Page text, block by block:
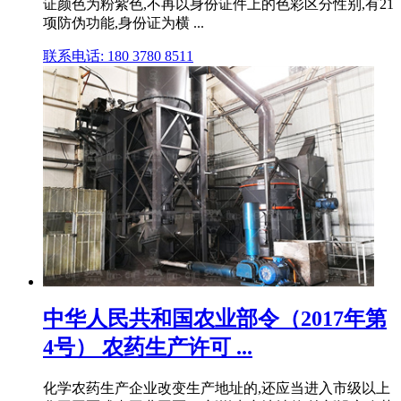
证颜色为粉紫色,不再以身份证件上的色彩区分性别,有21
项防伪功能,身份证为横 ...
联系电话: 180 3780 8511
中华人民共和国农业部令（2017年第
4号） 农药生产许可 ...
化学农药生产企业改变生产地址的,还应当进入市级以上